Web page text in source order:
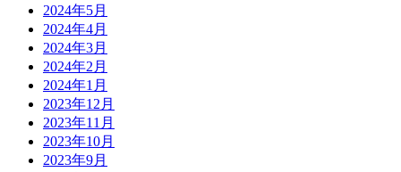
2024年5月
2024年4月
2024年3月
2024年2月
2024年1月
2023年12月
2023年11月
2023年10月
2023年9月